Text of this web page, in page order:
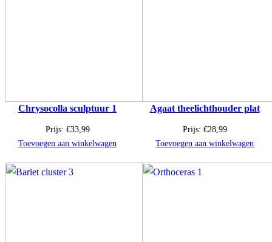
Chrysocolla sculptuur 1
Prijs: €33,99
Toevoegen aan winkelwagen
Agaat theelichthouder plat
Prijs: €28,99
Toevoegen aan winkelwagen